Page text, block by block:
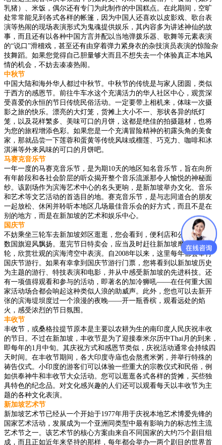
乳猪）、米饭，偶尔还有专门为此制作的中国糕点。在此期间，空旷
处常常能见到各式各样的帐篷，因为中国人还喜欢以皮影戏、歌台表
演等热闹的现场表演形式为鬼魂提供娱乐，其内容多为讲述神仙的故
事，而且还有以各种中国方言并配以当地弹拨乐器、歌舞等元素表演
的“说口”滑稽戏，甚至还有由穿着弹力紧身衣的杂技演员表演的惊险杂
技舞蹈。如果您觉得自己胆量够大而且不想失去一个体验真正本地风
情的机会，不妨去凑凑热闹。
中秋节
中国大陆和海外华人都过中秋节。中秋节的传统是与家人团圆，类似
于西方的感恩节。前往牛车水这个充满活力的华人社区中心，观赏深
受喜爱的永恒的节日传统民俗活动。一定要带上相机来，体味一次摄
影之旅的快乐。漂亮的大灯笼，货摊上大小不一、形状各异的纸灯
笼，以及花样繁多、美味可口的月饼，这都是绝佳的拍摄题材，也将
为您的旅程增添色彩。如果您是一个充满冒险精神的初露头角的美食
家，那就品尝一下莲蓉和蛋黄等传统风味或榴莲、巧克力、咖啡和冰
淇淋等外来风味的可口的月饼吧。
马赛克音乐节
一年一度的马赛克音乐节，是为期10天的地区知名音乐节，旨在向所
有年龄段和各社会阶层的听众揭开整个音乐流派那令人愉悦的神秘面
纱。该剧场作为滨海艺术中心的名头更响，是新加坡举办文化、音乐
和艺术等文艺活动的首选目的地。赛克音乐节，是与志同道合的朋友
一起放松、休闲并聆听本地区几场最佳音乐会的好方式，而且不是在
别的地方，而是在新加坡的艺术和娱乐中心。
国庆节
不妨乘坐三轮车去新加坡郊区逛逛，您会看到，便利店和公屋外有无
数国旗迎风飘扬。逛完节日特卖会，应当及时赶往新加坡摩天观景
轮，欣赏壮观的滨海湾空中表演。自2008年以来，这里每年都会举行
国庆节游行。如果有幸拿到国庆节游行门票，您将看到以新加坡历史
为主题的游行、特技表演和电影，并从中感受新加坡的先进科技。还
有一项值得观看和参与的活动，即著名的加冷狮吼——在任何重大国
家活动场合都会响起这种类似人浪的助威声。此外，您也可以去新开
张的滨海堤坝度过一个浪漫的夜晚——开一瓶香槟，观看远处的焰
火，感受浓烈的节日氛围。
丰收节
丰收节，或桑格拉提节原本是主要以农耕为生的南印度人民庆祝丰收
的节日。不过在新加坡，丰收节是为了迎接泰米尔历中Thai月的到来，
即每年的1月中旬。其庆祝方式和感恩节类似，庆祝活动通常会持续四
天时间。在丰收节期间，各大印度寺庙也会熬煮米粥，并举行特殊的
祷告仪式。小印度的游客们可以体验一些重大的宗教仪式和民俗，例
如供奉神牛和丰收节大众活动。您可以逛逛各式各样的货摊，买些独
具特色的纪念品。对文化感兴趣的人们还可以观看每天以丰收节为主
题的各种文化表演。
新加坡艺术节
新加坡艺术节已经从一个开始于1977年用于庆祝本地艺术博爱先锋的
国家艺术活动，发展成为一个亚洲同类型中最有影响力的标志性主流
艺术节之一。该艺术节的核心方案由来自不同国家的大约75个剧目组
成，而且正如近年来坚持的那样，每年都会举办一两个剧目的世界首